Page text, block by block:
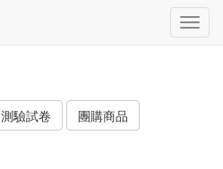
測驗試卷
團購商品